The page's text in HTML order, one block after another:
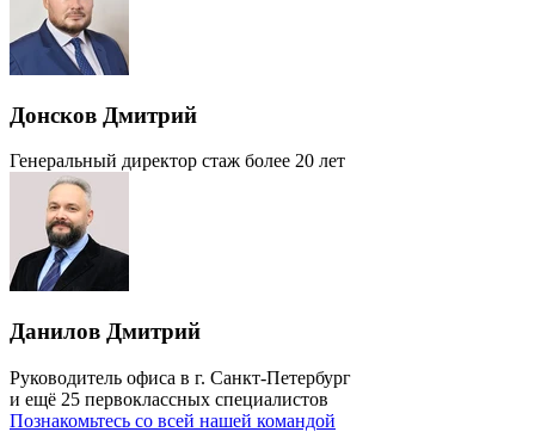
Донсков Дмитрий
Генеральный директор стаж более 20 лет
Данилов Дмитрий
Руководитель офиса в г. Санкт-Петербург
и ещё 25 первоклассных специалистов
Познакомьтесь со всей нашей командой